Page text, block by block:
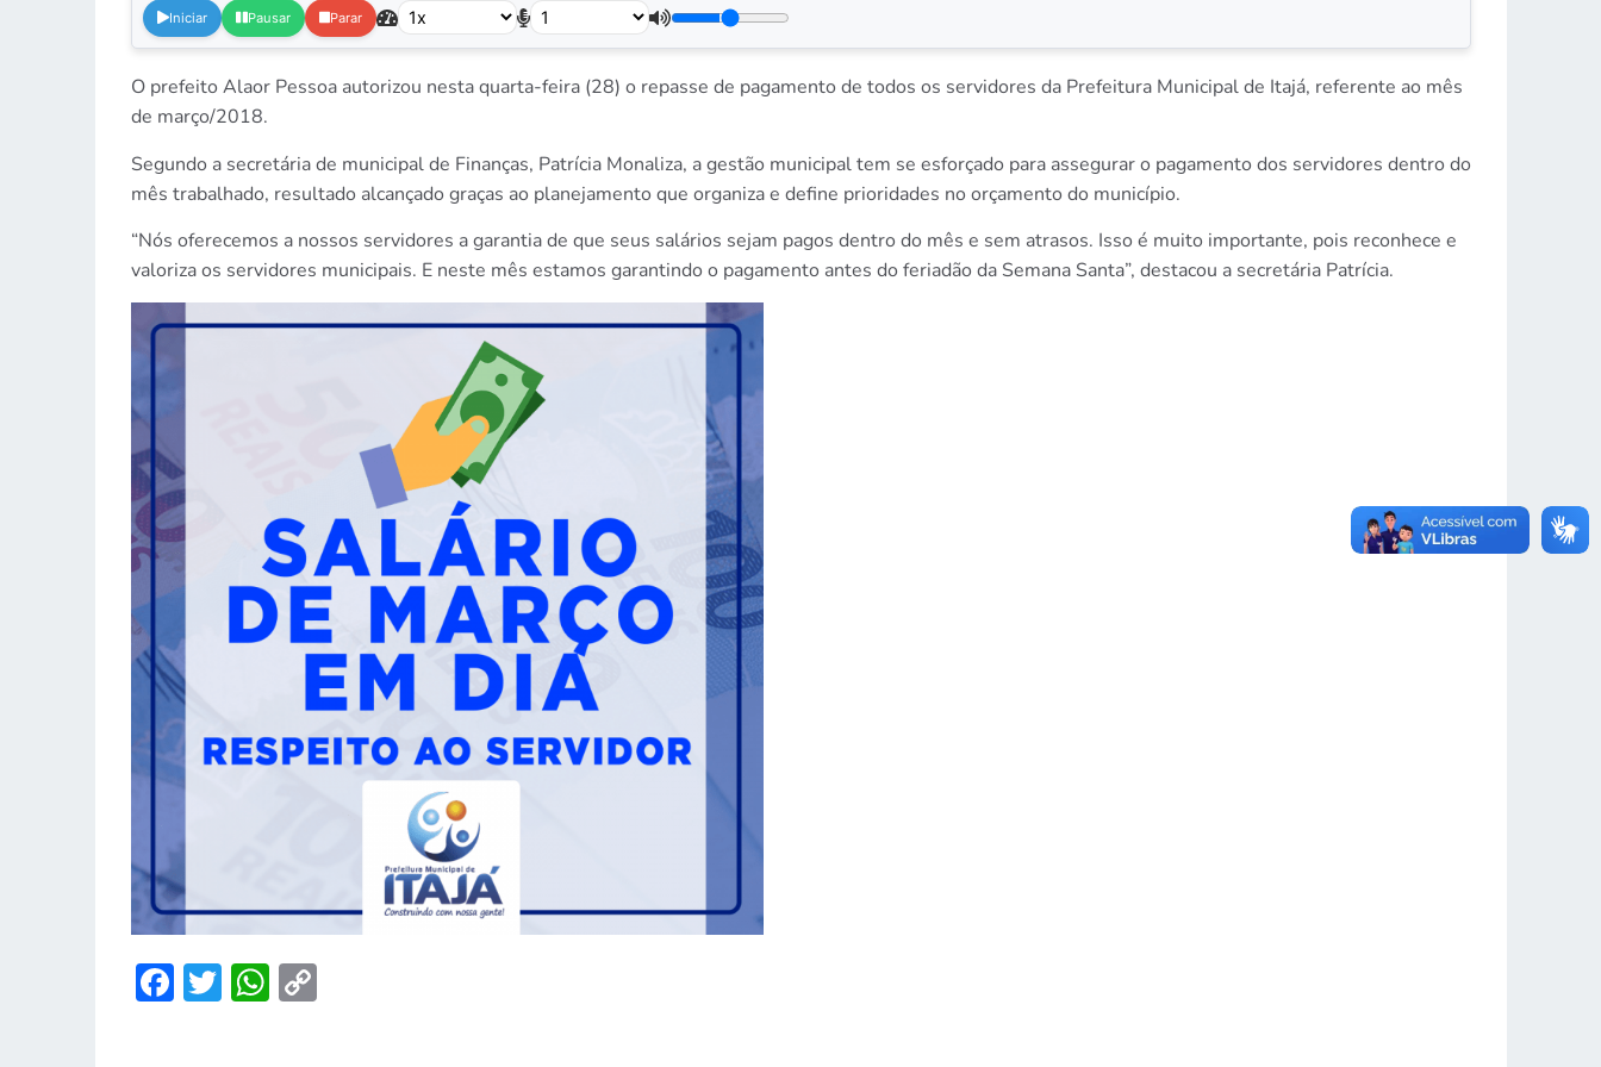
Iniciar Pausar Parar
O prefeito Alaor Pessoa autorizou nesta quarta-feira (28) o repasse de pagamento de todos os servidores da Prefeitura Municipal de Itajá, referente ao mês
de março/2018.
Segundo a secretária de municipal de Finanças, Patrícia Monaliza, a gestão municipal tem se esforçado para assegurar o pagamento dos servidores dentro do
mês trabalhado, resultado alcançado graças ao planejamento que organiza e define prioridades no orçamento do município.
“Nós oferecemos a nossos servidores a garantia de que seus salários sejam pagos dentro do mês e sem atrasos. Isso é muito importante, pois reconhece e
valoriza os servidores municipais. E neste mês estamos garantindo o pagamento antes do feriadão da Semana Santa”, destacou a secretária Patrícia.
Facebook
TwitterWhatsApp
Copy